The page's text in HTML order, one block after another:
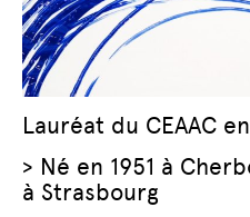
Lauréat du CEAAC
> Né en 1951 à
à Strasbourg